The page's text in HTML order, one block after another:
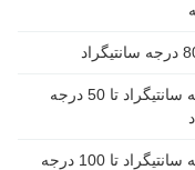
-20 درجه سانتیگراد تا 50 درجه
-20 درجه سانتیگراد تا 100 درجه